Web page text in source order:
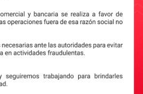
industria